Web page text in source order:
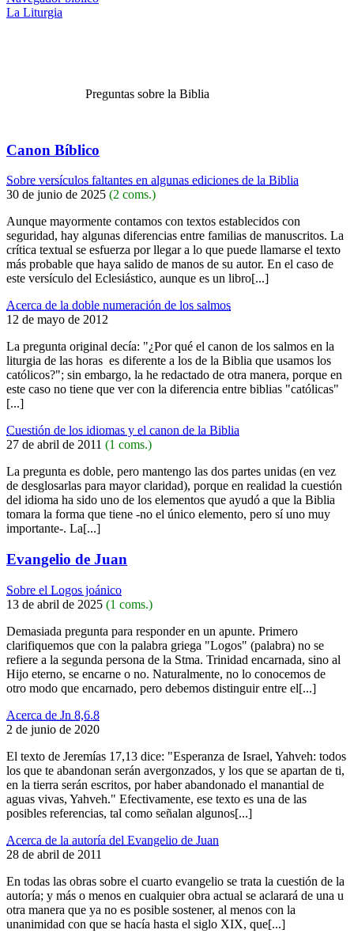
La Liturgia
Preguntas sobre la Biblia
Canon Bíblico
Sobre versículos faltantes en algunas ediciones de la Biblia
30 de junio de 2025 (2 coms.)
Aunque mayormente contamos con textos establecidos con
seguridad, hay algunas diferencias entre familias de manuscritos. La
crítica textual se esfuerza por llegar a lo que puede llamarse el texto
más probable que haya salido de manos de su autor. En el caso de
este versículo del Eclesiástico, aunque es un libro[...]
Acerca de la doble numeración de los salmos
12 de mayo de 2012
La pregunta original decía: "¿Por qué el canon de los salmos en la
liturgia de las horas es diferente a los de la Biblia que usamos los
católicos?"; sin embargo, la he redactado de otra manera, porque en
este caso no tiene que ver con la diferencia entre biblias "católicas"
[...]
Cuestión de los idiomas y el canon de la Biblia
27 de abril de 2011 (1 coms.)
La pregunta es doble, pero mantengo las dos partes unidas (en vez
de desglosarlas para mayor claridad), porque en realidad la cuestión
del idioma ha sido uno de los elementos que ayudó a que la Biblia
tomara la forma que tiene -no el único elemento, pero sí uno muy
importante-. La[...]
Evangelio de Juan
Sobre el Logos joánico
13 de abril de 2025 (1 coms.)
Demasiada pregunta para responder en un apunte. Primero
clarifiquemos que con la palabra griega "Logos" (palabra) no se
refiere a la segunda persona de la Stma. Trinidad encarnada, sino al
Hijo eterno, se encarne o no. Naturalmente, no lo conocemos de
otro modo que encarnado, pero debemos distinguir entre el[...]
Acerca de Jn 8,6.8
2 de junio de 2020
El texto de Jeremías 17,13 dice: "Esperanza de Israel, Yahveh: todos
los que te abandonan serán avergonzados, y los que se apartan de ti,
en la tierra serán escritos, por haber abandonado el manantial de
aguas vivas, Yahveh." Efectivamente, ese texto es una de las
posibles referencias, tal como señalan algunos[...]
Acerca de la autoría del Evangelio de Juan
28 de abril de 2011
En todas las obras sobre el cuarto evangelio se trata la cuestión de la
autoría; y más o menos en cualquier obra actual se aclarará de una u
otra manera que ya no es posible sostener, al menos con la
unanimidad con que se hacía hasta el siglo XIX, que[...]